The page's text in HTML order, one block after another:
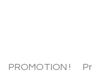
PROMOTION !